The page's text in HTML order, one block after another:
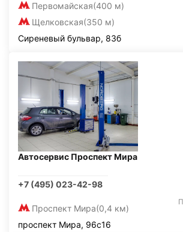
Первомайская(400 м)
Щелковская(350 м)
Сиреневый бульвар, 83б
Автосервис Проспект Мира
+7 (495) 023-42-98
Проспект Мира(0,4 км)
проспект Мира, 96с16